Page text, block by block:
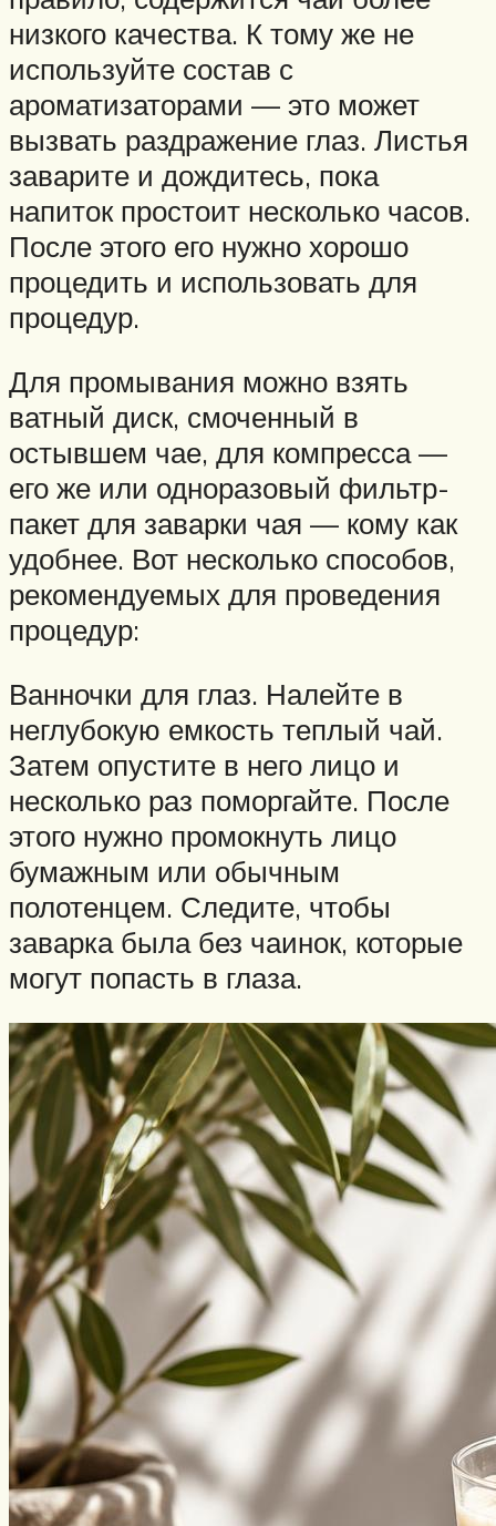
низкого качества. К тому же не
используйте состав с
ароматизаторами — это может
вызвать раздражение глаз. Листья
заварите и дождитесь, пока
напиток простоит несколько часов.
После этого его нужно хорошо
процедить и использовать для
процедур.
Для промывания можно взять
ватный диск, смоченный в
остывшем чае, для компресса —
его же или одноразовый фильтр-
пакет для заварки чая — кому как
удобнее. Вот несколько способов,
рекомендуемых для проведения
процедур:
Ванночки для глаз. Налейте в
неглубокую емкость теплый чай.
Затем опустите в него лицо и
несколько раз поморгайте. После
этого нужно промокнуть лицо
бумажным или обычным
полотенцем. Следите, чтобы
заварка была без чаинок, которые
могут попасть в глаза.